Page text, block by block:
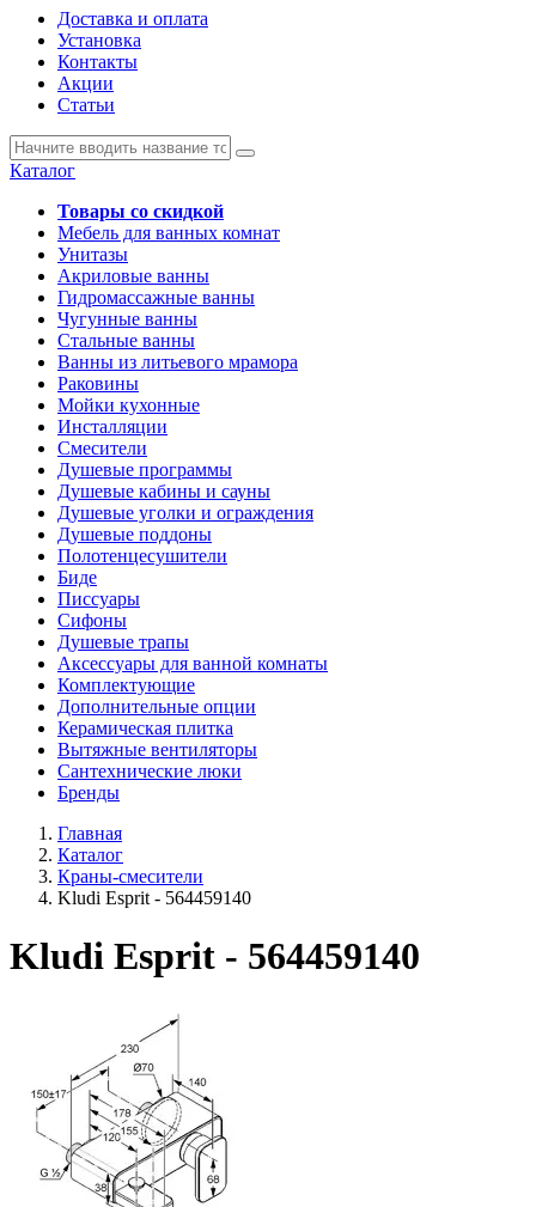
Доставка и оплата
Установка
Контакты
Акции
Статьи
Каталог
Товары со скидкой
Мебель для ванных комнат
Унитазы
Акриловые ванны
Гидромассажные ванны
Чугунные ванны
Стальные ванны
Ванны из литьевого мрамора
Раковины
Мойки кухонные
Инсталляции
Смесители
Душевые программы
Душевые кабины и сауны
Душевые уголки и ограждения
Душевые поддоны
Полотенцесушители
Биде
Писсуары
Сифоны
Душевые трапы
Аксессуары для ванной комнаты
Комплектующие
Дополнительные опции
Керамическая плитка
Вытяжные вентиляторы
Сантехнические люки
Бренды
Главная
Каталог
Краны-смесители
Kludi Esprit - 564459140
Kludi Esprit - 564459140